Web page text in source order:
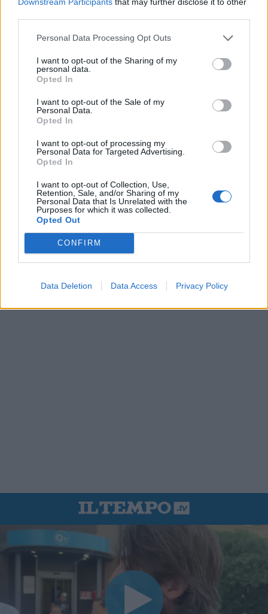
Personal Data Processing Opt Outs
I want to opt-out of the Sharing of my
personal data.
Opted In
I want to opt-out of the Sale of my
Personal Data.
Opted In
I want to opt-out of processing my
Personal Data for Targeted Advertising.
Opted In
I want to opt-out of Collection, Use,
Retention, Sale, and/or Sharing of my
Personal Data that Is Unrelated with the
Purposes for which it was collected.
Opted Out
CONFIRM
Data Deletion Data Access Privacy Policy